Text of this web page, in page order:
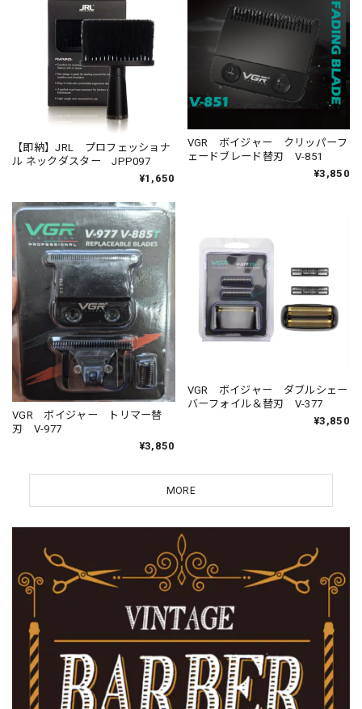
【即納】JRL プロフェッショナ
ル ネックダスター JPP097
¥1,650
VGR ボイジャー クリッパーフ
ェードブレード替刃 V-851
¥3,850
VGR ボイジャー トリマー替
刃 V-977
¥3,850
VGR ボイジャー ダブルシェー
バーフォイル＆替刃 V-377
¥3,850
MORE